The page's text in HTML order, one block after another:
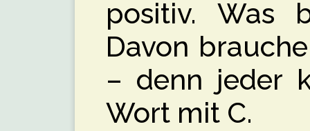
positiv. Was
Davon
– denn jeder
Wort mit C.